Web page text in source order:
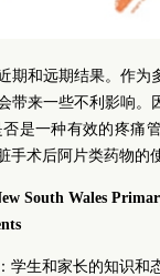
期和远期结果。作为
带来一些不利影响。
是一种有效的疼痛
术后阿片类药物的
South Wales
学生和家长的知识和